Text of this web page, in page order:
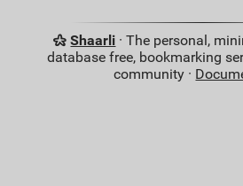
Shaarli · The personal,
database free, bookmarking
community ·